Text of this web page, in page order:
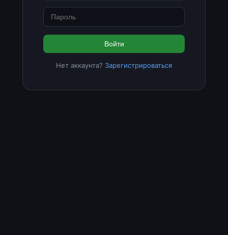
Войти
Нет аккаунта? Зарегистрироваться